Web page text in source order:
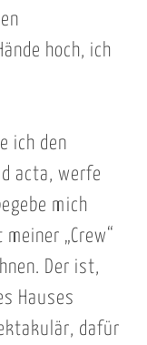
hoch, ich
ich den
acta, werfe
mich
„Crew“
Der ist,
Hauses
dafür